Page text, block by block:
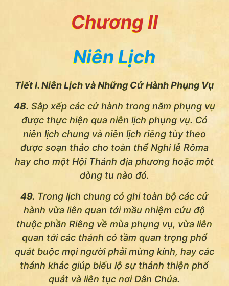
Chương II
Niên Lịch
Tiết I. Niên Lịch và Những Cử Hành Phụng Vụ
48. Sắp xếp các cử hành trong năm phụng vụ
được thực hiện qua niên lịch phụng vụ. Có
niên lịch chung và niên lịch riêng tùy theo
được soạn thảo cho toàn thể Nghi lễ Rôma
hay cho một Hội Thánh địa phương hoặc một
dòng tu nào đó.
49. Trong lịch chung có ghi toàn bộ các cử
hành vừa liên quan tới mầu nhiệm cứu độ
thuộc phần Riêng về mùa phụng vụ, vừa liên
quan tới các thánh có tầm quan trọng phổ
quát buộc mọi người phải mừng kính, hay các
thánh khác giúp biểu lộ sự thánh thiện phổ
quát và liên tục nơi Dân Chúa.